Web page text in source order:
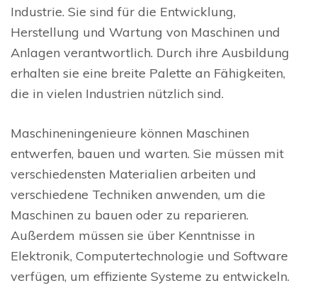
Industrie. Sie sind für die Entwicklung,
Herstellung und Wartung von Maschinen und
Anlagen verantwortlich. Durch ihre Ausbildung
erhalten sie eine breite Palette an Fähigkeiten,
die in vielen Industrien nützlich sind.
Maschineningenieure können Maschinen
entwerfen, bauen und warten. Sie müssen mit
verschiedensten Materialien arbeiten und
verschiedene Techniken anwenden, um die
Maschinen zu bauen oder zu reparieren.
Außerdem müssen sie über Kenntnisse in
Elektronik, Computertechnologie und Software
verfügen, um effiziente Systeme zu entwickeln.